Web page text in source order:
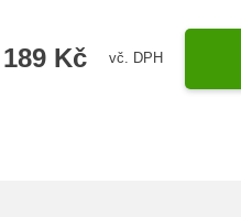
Kč vč. DPH